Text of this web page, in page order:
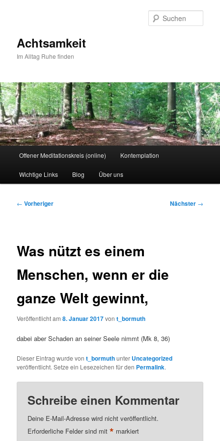
Achtsamkeit
Im Alltag Ruhe finden
Offener Meditationskreis (online) Kontemplation
Wichtige Links Blog Über uns
Beitragsnavigation
← Vorheriger Nächster →
Was nützt es einem
Menschen, wenn er die
ganze Welt gewinnt,
Veröffentlicht am8. Januar 2017vont_bormuth
dabei aber Schaden an seiner Seele nimmt (Mk 8, 36)
Dieser Eintrag wurde vont_bormuthunter Uncategorized
veröffentlicht. Setze ein Lesezeichen für den Permalink.
Schreibe einen Kommentar
Deine E-Mail-Adresse wird nicht veröffentlicht.
Erforderliche Felder sind mit* markiert